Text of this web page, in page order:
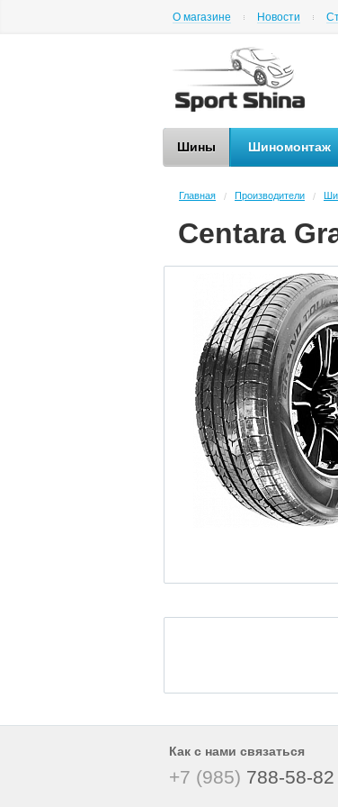
О магазине Новости
Шины Шиномонтаж
Главная / Производители /
Centara
Как с нами связаться
+7 (985) 788-58-82